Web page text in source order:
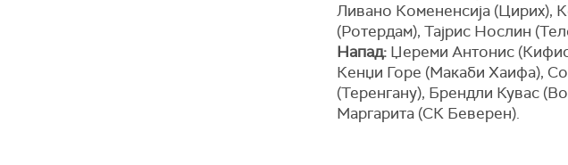
Ливано Комененсија (Цирих),
(Ротердам), Тајрис Нослин
Напад: Џереми Антонис
Кенџи Горе (Макаби Хаифа),
(Теренгану), Брендли Кувас
Маргарита (СК Беверен).